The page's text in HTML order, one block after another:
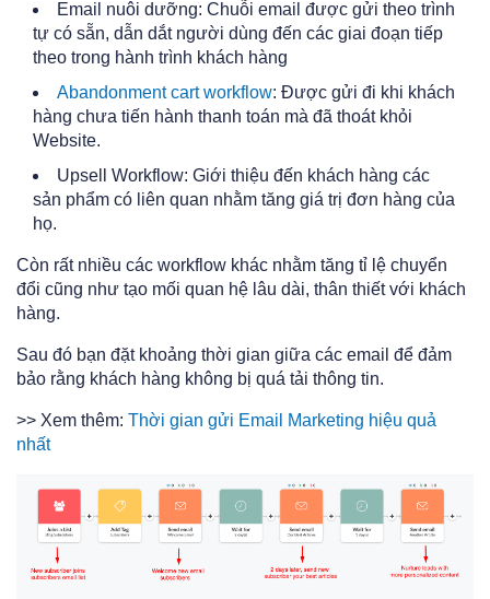
Email nuôi dưỡng: Chuỗi email được gửi theo trình
tự có sẵn, dẫn dắt người dùng đến các giai đoạn tiếp
theo trong hành trình khách hàng
Abandonment cart workflow: Được gửi đi khi khách
hàng chưa tiến hành thanh toán mà đã thoát khỏi
Website.
Upsell Workflow: Giới thiệu đến khách hàng các
sản phẩm có liên quan nhằm tăng giá trị đơn hàng của
họ.
Còn rất nhiều các workflow khác nhằm tăng tỉ lệ chuyển
đổi cũng như tạo mối quan hệ lâu dài, thân thiết với khách
hàng.
Sau đó bạn đặt khoảng thời gian giữa các email để đảm
bảo rằng khách hàng không bị quá tải thông tin.
>> Xem thêm: Thời gian gửi Email Marketing hiệu quả
nhất